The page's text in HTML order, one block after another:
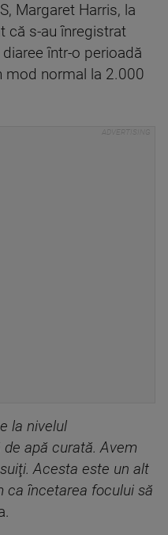
Margaret Harris, la
că s-au înregistrat
într-o perioadă
mod normal la 2.000
la nivelul
apă curată. Avem
Acesta este un alt
ca încetarea focului să